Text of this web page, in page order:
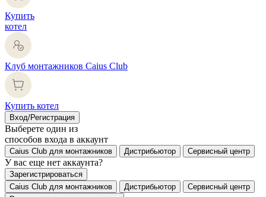
Купить
котел
Клуб монтажников Caius Club
Купить котел
Вход/Регистрация
Выберете один из
способов входа в аккаунт
Caius Club для монтажников Дистрибьютор Сервисный центр
У вас еще нет аккаунта?
Зарегистрироваться
Caius Club для монтажников
Дистрибьютор
Сервисный центр